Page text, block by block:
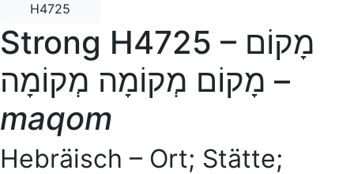
H4725
Strong H4725 – מָקוֹם
מָקוֹם מְקוֹמָה מְקוֹמָה –
maqom
Hebräisch – Ort; Stätte;